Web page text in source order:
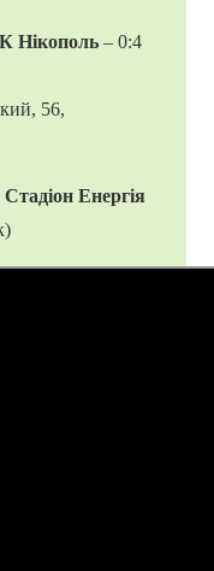
Нікополь – 0:4
56,
Енергія